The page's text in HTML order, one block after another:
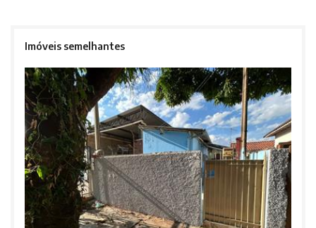
Imóveis semelhantes